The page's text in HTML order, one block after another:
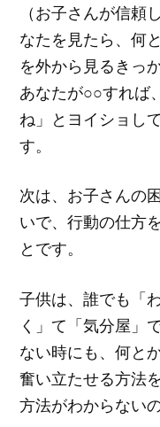
（お子さんが信頼
なたを見たら、何
を外から見るきっ
あなたが○○すれば
ね」とヨイショし
す。
次は、お子さんの
いで、行動の仕方
とです。
子供は、誰でも「
く」て「気分屋」
ない時にも、何と
奮い立たせる方法
方法がわからないの